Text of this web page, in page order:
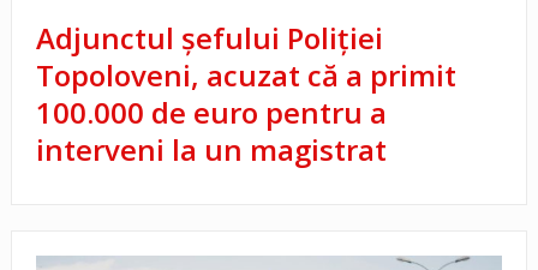
Adjunctul șefului Poliției
Topoloveni, acuzat că a primit
100.000 de euro pentru a
interveni la un magistrat